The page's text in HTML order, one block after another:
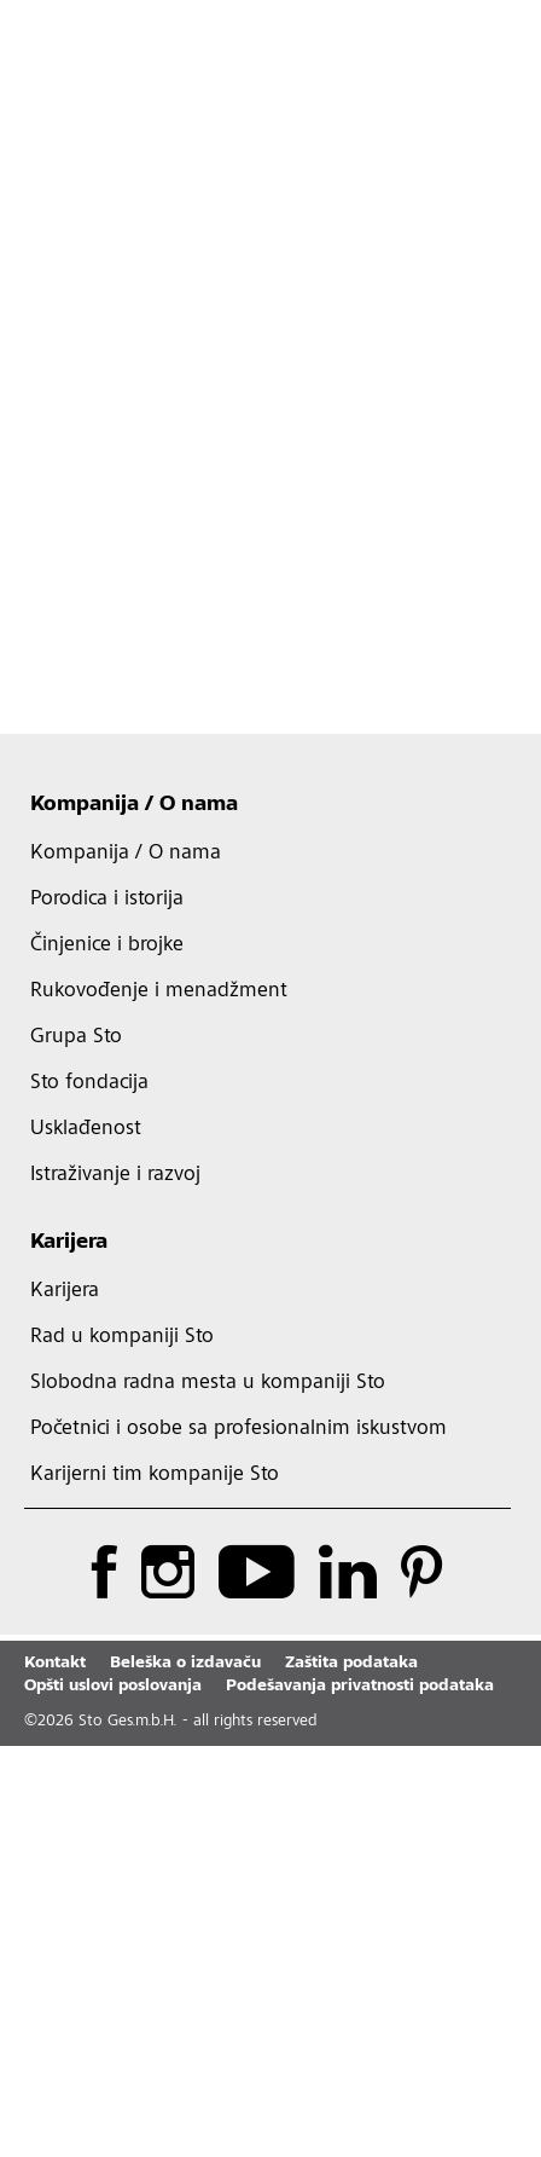
Kompanija / O nama
Kompanija / O nama
Porodica i istorija
Činjenice i brojke
Rukovođenje i menadžment
Grupa Sto
Sto fondacija
Usklađenost
Istraživanje i razvoj
Karijera
Karijera
Rad u kompaniji Sto
Slobodna radna mesta u kompaniji Sto
Početnici i osobe sa profesionalnim iskustvom
Karijerni tim kompanije Sto
Kontakt Beleška o izdavaču
Zaštita podataka
Opšti uslovi poslovanja
Podešavanja privatnosti podataka
©2026 Sto Ges.m.b.H. - all rights reserved